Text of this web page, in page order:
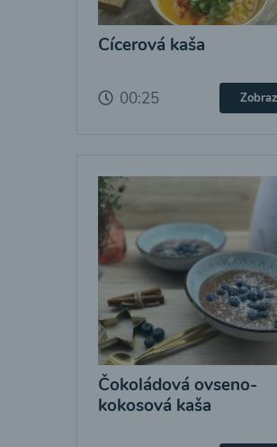
Cícerová kaša
00:25
Čokoládová ovseno-
kokosová kaša